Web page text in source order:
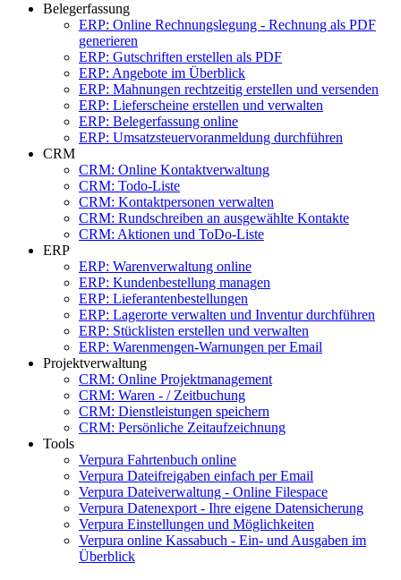
Belegerfassung
ERP: Online Rechnungslegung - Rechnung als PDF
generieren
ERP: Gutschriften erstellen als PDF
ERP: Angebote im Überblick
ERP: Mahnungen rechtzeitig erstellen und versenden
ERP: Lieferscheine erstellen und verwalten
ERP: Belegerfassung online
ERP: Umsatzsteuervoranmeldung durchführen
CRM
CRM: Online Kontaktverwaltung
CRM: Todo-Liste
CRM: Kontaktpersonen verwalten
CRM: Rundschreiben an ausgewählte Kontakte
CRM: Aktionen und ToDo-Liste
ERP
ERP: Warenverwaltung online
ERP: Kundenbestellung managen
ERP: Lieferantenbestellungen
ERP: Lagerorte verwalten und Inventur durchführen
ERP: Stücklisten erstellen und verwalten
ERP: Warenmengen-Warnungen per Email
Projektverwaltung
CRM: Online Projektmanagement
CRM: Waren - / Zeitbuchung
CRM: Dienstleistungen speichern
CRM: Persönliche Zeitaufzeichnung
Tools
Verpura Fahrtenbuch online
Verpura Dateifreigaben einfach per Email
Verpura Dateiverwaltung - Online Filespace
Verpura Datenexport - Ihre eigene Datensicherung
Verpura Einstellungen und Möglichkeiten
Verpura online Kassabuch - Ein- und Ausgaben im
Überblick